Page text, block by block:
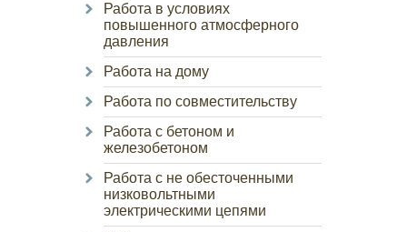
Работа в условиях
повышенного атмосферного
давления
Работа на дому
Работа по совместительству
Работа с бетоном и
железобетоном
Работа с не обесточенными
низковольтными
электрическими цепями